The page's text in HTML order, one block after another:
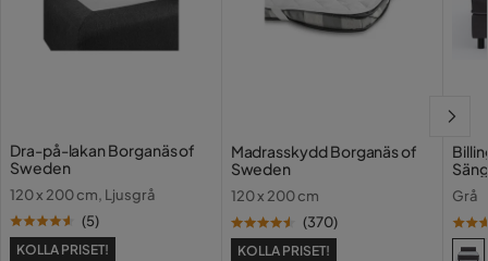
Dra-på-lakan Borganäs of
Sweden
120 x 200 cm, Ljusgrå
(5)
KOLLA PRISET!
Madrasskydd Borganäs of
Sweden
120 x 200 cm
(370)
KOLLA PRISET!
Grå